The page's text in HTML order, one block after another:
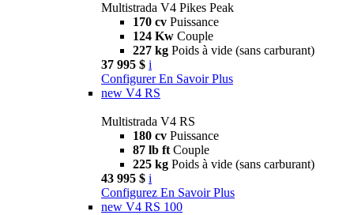
Multistrada V4 Pikes Peak
170 cv Puissance
124 Kw Couple
227 kg Poids à vide (sans carburant)
37 995 $ i
Configurer En Savoir Plus
new V4 RS
Multistrada V4 RS
180 cv Puissance
87 lb ft Couple
225 kg Poids à vide (sans carburant)
43 995 $ i
Configurez En Savoir Plus
new V4 RS 100